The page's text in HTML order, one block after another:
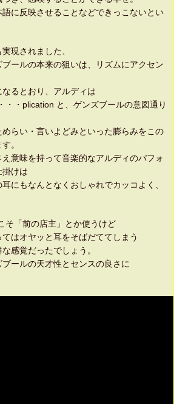
に反映させることなどできっこないとい
現されました、
ールの本来の狙いは、リズムにアクセン
るとおり、アルディは
・plication と、ゲンズブールの意図通り
らい・言いよどみといった膨らみをこの
。
意味を持って音楽的なアルディのパフォ
掛けは
にもなんとなくおしゃれでカッコよく、
「前の店主」とか使うけど
はオヤッと耳をそばだててしまう
感覚だったでしょう。
ールの天才性とセンスの良さに